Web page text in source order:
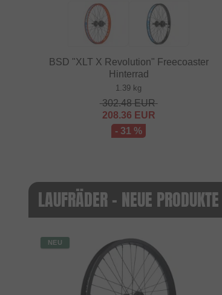
BSD "XLT X Revolution" Freecoaster
Hinterrad
1.39 kg
302.48EUR
208.36 EUR
- 31 %
LAUFRÄDER - NEUE PRODUKTE
NEU